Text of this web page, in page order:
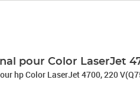
pour Color LaserJet
hp Color LaserJet 4700, 220